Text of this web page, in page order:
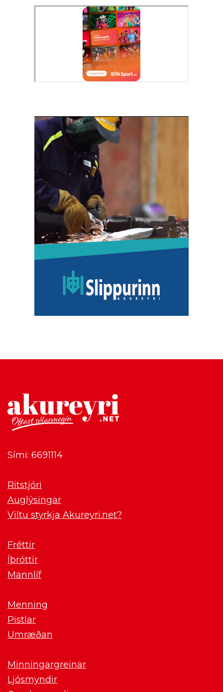
Sími: 6691114
Ritstjóri
Auglýsingar
Viltu styrkja Akureyri.net?
Fréttir
Íþróttir
Mannlíf
Menning
Pistlar
Umræðan
Minningargreinar
Ljósmyndir